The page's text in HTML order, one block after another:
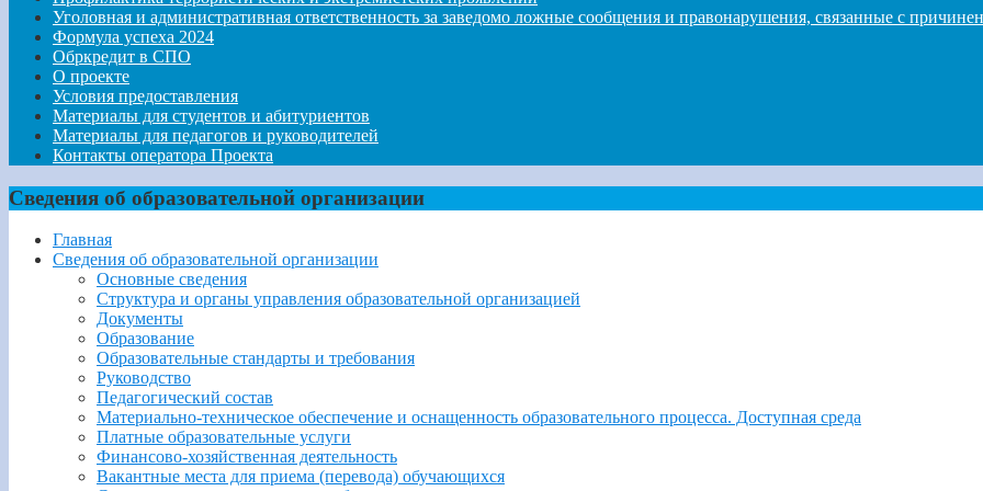
Уголовная и административная ответственность за заведомо ложные сообщения и правонарушения, связанные с
Формула успеха 2024
Обркредит в СПО
О проекте
Условия предоставления
Материалы для студентов и абитуриентов
Материалы для педагогов и руководителей
Контакты оператора Проекта
Сведения об образовательной организации
Главная
Сведения об образовательной организации
Основные сведения
Структура и органы управления образовательной организацией
Документы
Образование
Образовательные стандарты и требования
Руководство
Педагогический состав
Материально-техническое обеспечение и оснащенность образовательного процесса. Доступная среда
Платные образовательные услуги
Финансово-хозяйственная деятельность
Вакантные места для приема (перевода) обучающихся